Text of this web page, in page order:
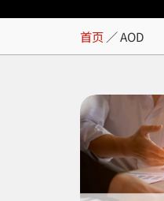
AOD
首页 ／AOD